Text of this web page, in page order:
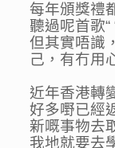
每年頒獎禮
聽過呢首歌“
但其實唔識
己，有冇用
近年香港轉
好多嘢已經
新嘅事物去
我地就要去